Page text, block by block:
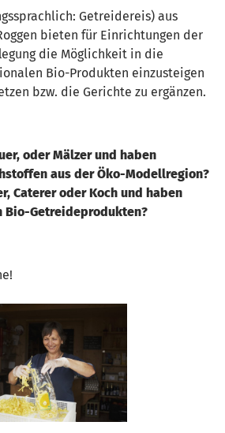
Getreidereis) aus
bieten für Einrichtungen der
die Möglichkeit in die
Bio-Produkten einzusteigen
bzw. die Gerichte zu ergänzen.
oder Mälzer und haben
aus der Öko-Modellregion?
Caterer oder Koch und haben
Bio-Getreideprodukten?